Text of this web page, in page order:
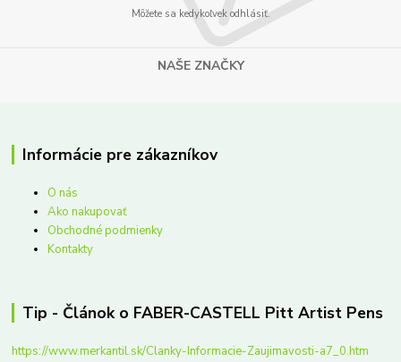
Môžete sa kedykoľvek odhlásiť.
NAŠE ZNAČKY
Informácie pre zákazníkov
O nás
Ako nakupovať
Obchodné podmienky
Kontakty
Tip - Článok o FABER-CASTELL Pitt Artist Pens
https://www.merkantil.sk/Clanky-Informacie-Zaujimavosti-a7_0.htm